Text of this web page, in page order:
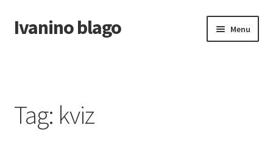
Skip
to
Skip
to
Ivanino blago Menu
Foto galerija
Tag: kviz